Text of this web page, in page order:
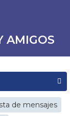
AMIGOS
de mensajes